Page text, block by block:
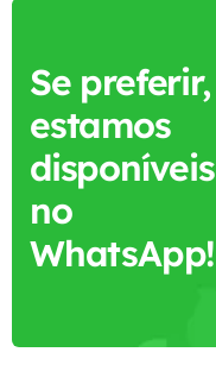
Se preferir,
estamos
disponíveis
no
WhatsApp!